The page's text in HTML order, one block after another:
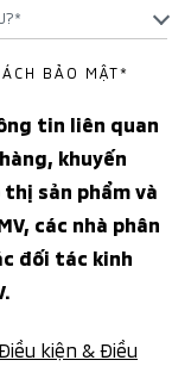
BẢO MẬT*
tin liên quan
khuyến
sản phẩm và
các nhà phân
đối tác kinh
kiện & Điều